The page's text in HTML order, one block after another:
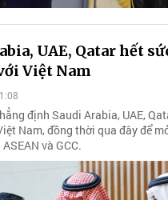
UAE, Qatar hết
Việt Nam
định Saudi Arabia, UAE,
Nam, đồng thời qua đây để
và GCC.